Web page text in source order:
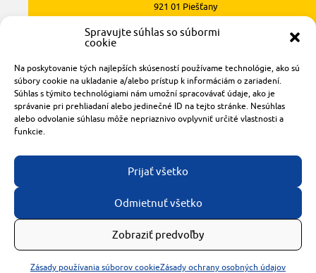
Spravujte súhlas so súbormi
cookie
Na poskytovanie tých najlepších skúseností používame technológie, ako sú
súbory cookie na ukladanie a/alebo prístup k informáciám o zariadení.
Súhlas s týmito technológiami nám umožní spracovávať údaje, ako je
správanie pri prehliadaní alebo jedinečné ID na tejto stránke. Nesúhlas
alebo odvolanie súhlasu môže nepriaznivo ovplyvniť určité vlastnosti a
funkcie.
Prijať všetko
Odmietnuť všetko
Zobraziť predvoľby
Zásady používania súborov cookieZásady ochrany osobných údajov
921 01 Piešťany
obchod@rzparkety.sk